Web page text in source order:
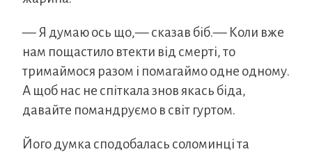
— Я думаю ось що,— сказав біб.— Коли вже
нам пощастило втекти від смерті, то
тримаймося разом і помагаймо одне одному.
А щоб нас не спіткала знов якась біда,
давайте помандруємо в світ гуртом.
Його думка сподобалась соломинці та